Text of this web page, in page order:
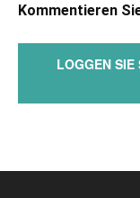
Kommentieren
LOGGEN SIE